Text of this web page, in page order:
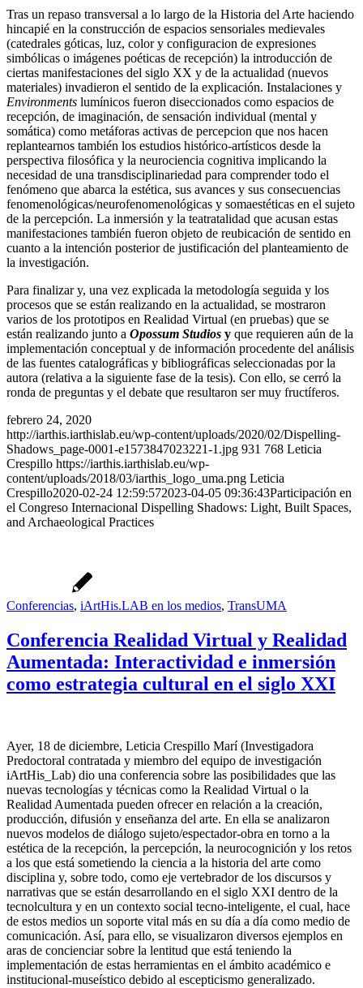
Tras un repaso transversal a lo largo de la Historia del Arte haciendo
hincapié en la construcción de espacios sensoriales medievales
(catedrales góticas, luz, color y configuracion de expresiones
simbólicas o imágenes poéticas de recepción) la introducción de
ciertas manifestaciones del siglo XX y de la actualidad (nuevos
materiales) invadieron el sentido de la explicación. Instalaciones y
Environments lumínicos fueron diseccionados como espacios de
recepción, de imaginación, de sensación individual (mental y
somática) como metáforas activas de percepcion que nos hacen
replantearnos también los estudios histórico-artísticos desde la
perspectiva filosófica y la neurociencia cognitiva implicando la
necesidad de una transdisciplinariedad para comprender todo el
fenómeno que abarca la estética, sus avances y sus consecuencias
fenomenológicas/neurofenomenológicas y somaestéticas en el sujeto
de la percepción. La inmersión y la teatratalidad que acusan estas
manifestaciones también fueron objeto de reubicación de sentido en
cuanto a la intención posterior de justificación del planteamiento de
la investigación.
Para finalizar y, una vez explicada la metodología seguida y los
procesos que se están realizando en la actualidad, se mostraron
varios de los prototipos en Realidad Virtual (en pruebas) que se
están realizando junto a Opossum Studios y que requieren aún de la
implementación conceptual y de información procedente del análisis
de las fuentes catalográficas y bibliográficas seleccionadas por la
autora (relativa a la siguiente fase de la tesis). Con ello, se cerró la
ronda de preguntas y el debate que resultaron ser muy fructíferos.
febrero 24, 2020
http://iarthis.iarthislab.eu/wp-content/uploads/2020/02/Dispelling-
Shadows_page-0001-e1573847023221-1.jpg 931 768 Leticia
Crespillo https://iarthis.iarthislab.eu/wp-
content/uploads/2018/03/iarthis_logo_uma.png Leticia
Crespillo2020-02-24 12:59:572023-04-05 09:36:43Participación en
el Congreso Internacional Dispelling Shadows: Light, Built Spaces,
and Archaeological Practices
Conferencias, iArtHis.LAB en los medios, TransUMA
Conferencia Realidad Virtual y Realidad
Aumentada: Interactividad e inmersión
como estrategia cultural en el siglo XXI
Ayer, 18 de diciembre, Leticia Crespillo Marí (Investigadora
Predoctoral contratada y miembro del equipo de investigación
iArtHis_Lab) dio una conferencia sobre las posibilidades que las
nuevas tecnologías y técnicas como la Realidad Virtual o la
Realidad Aumentada pueden ofrecer en relación a la creación,
producción, difusión y enseñanza del arte. En ella se analizaron
nuevos modelos de diálogo sujeto/espectador-obra en torno a la
estética de la recepción, la percepción, la neurocognición y los retos
a los que está sometiendo la ciencia a la historia del arte como
disciplina y, sobre todo, como eje vertebrador de los discursos y
narrativas que se están desarrollando en el siglo XXI dentro de la
tecnolcultura y en un contexto social tecno-inteligente, el cual, hace
de estos medios un soporte vital más en su día a día como medio de
comunicación. Así, para ello, se visualizaron diversos ejemplos en
aras de concienciar sobre la lentitud que está teniendo la
implementación de estas herramientas en el ámbito académico e
institucional-museístico debido al escepticismo generalizado.